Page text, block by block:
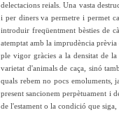
delectacions reials. Una vasta
i per diners va permetre i permet
introduir freqüentment bèsties de
atemptat amb la imprudència
ple vigor gràcies a la densitat de
varietat d'animals de caça, sinó
quals rebem no pocs emoluments,
present sancionem perpètuament i
de l'estament o la condició que